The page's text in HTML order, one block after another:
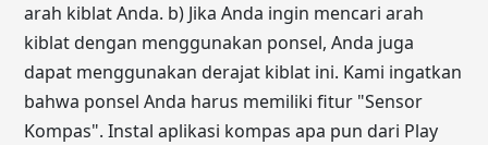
arah kiblat Anda. b) Jika Anda ingin mencari arah
kiblat dengan menggunakan ponsel, Anda juga
dapat menggunakan derajat kiblat ini. Kami ingatkan
bahwa ponsel Anda harus memiliki fitur "Sensor
Kompas". Instal aplikasi kompas apa pun dari Play